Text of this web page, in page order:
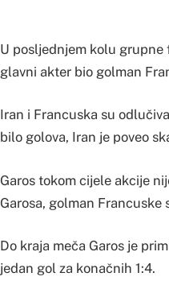
U posljednjem kolu grupne
glavni akter bio golman
Iran i Francuska su
bilo golova, Iran je poveo
Garos tokom cijele akcije
Garosa, golman Francuske
Do kraja meča Garos je
jedan gol za konačnih 1:4.